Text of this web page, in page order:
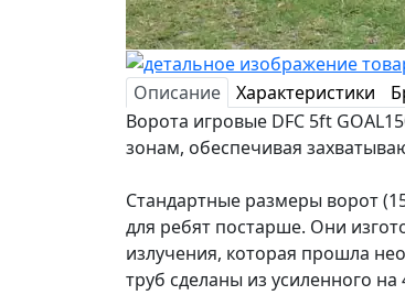
Описание Характеристики
Ворота игровые DFC 5ft
зонам, обеспечивая
Стандартные размеры ворот
для ребят постарше. Они
излучения, которая прошла
труб сделаны из усиленного